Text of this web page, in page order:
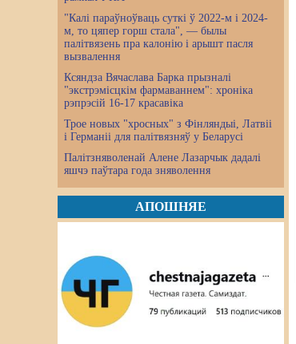
"Калі параўноўваць суткі ў 2022-м і 2024-
м, то цяпер горш стала", — былы
палітвязень пра калонію і арышт пасля
вызвалення
Ксяндза Вячаслава Барка прызналі
"экстрэмісцкім фармаваннем": хроніка
рэпрэсій 16-17 красавіка
Трое новых "хросных" з Фінляндыі, Латвіі
і Германіі для палітвязняў у Беларусі
Палітзняволенай Алене Лазарчык дадалі
яшчэ паўтара года зняволення
АПОШНЯЕ